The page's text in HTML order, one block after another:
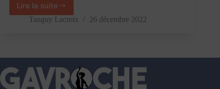
Lire la suite
Comment
les
la
solitude
à
Noël
Tanguy Lacroix 26 décembre 2022